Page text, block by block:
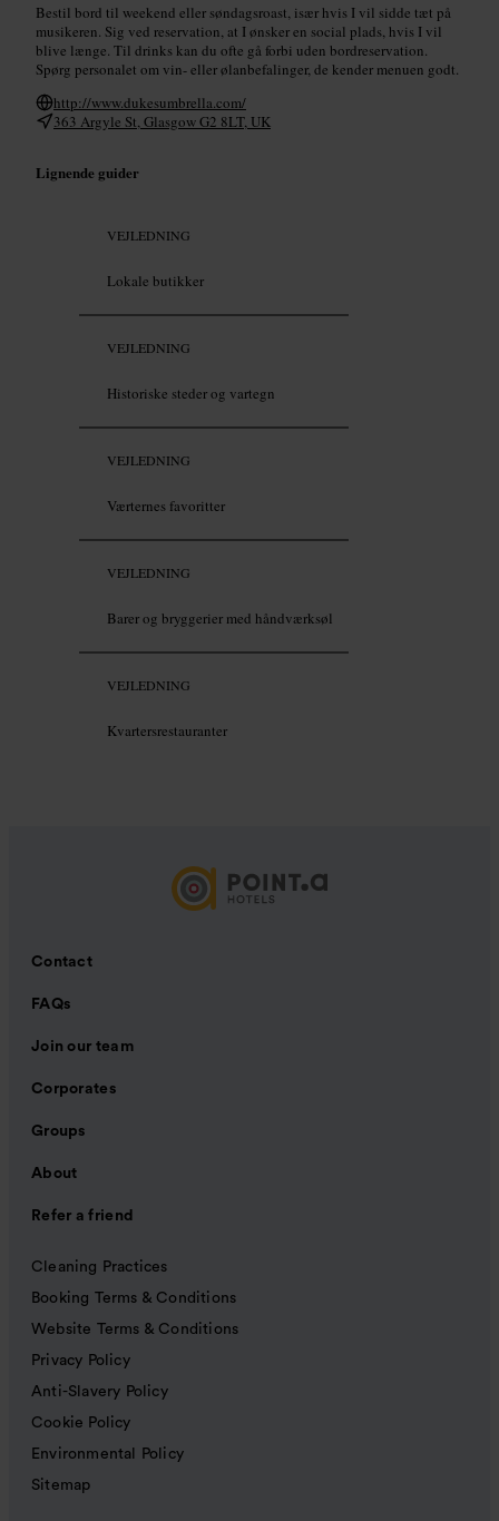
Bestil bord til weekend eller søndagsroast, især hvis I vil sidde tæt på
musikeren. Sig ved reservation, at I ønsker en social plads, hvis I vil
blive længe. Til drinks kan du ofte gå forbi uden bordreservation.
Spørg personalet om vin- eller ølanbefalinger, de kender menuen godt.
http://www.dukesumbrella.com/
363 Argyle St, Glasgow G2 8LT, UK
Lignende guider
VEJLEDNING
Lokale butikker
VEJLEDNING
Historiske steder og vartegn
VEJLEDNING
Værternes favoritter
VEJLEDNING
Barer og bryggerier med håndværksøl
VEJLEDNING
Kvartersrestauranter
Contact
FAQs
Join our team
Corporates
Groups
About
Refer a friend
Cleaning Practices
Booking Terms & Conditions
Website Terms & Conditions
Privacy Policy
Anti-Slavery Policy
Cookie Policy
Environmental Policy
Sitemap